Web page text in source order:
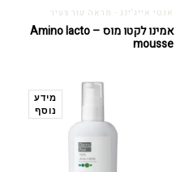
אנטי אייג'ינג - מראה עור צעיר
אמינו לקטו מוס – Amino lacto
mousse
מידע
נוסף